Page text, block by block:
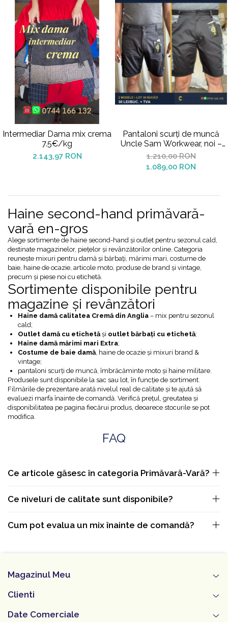
Intermediar Dama mix crema
7.5€/kg
2.143,97 RON
Pantaloni scurți de muncă
Uncle Sam Workwear, noi –
lot 30 bucăți
1.210,00 RON
1.089,00 RON
Haine second-hand primăvară-
vară en-gros
Alege sortimente de haine second-hand și outlet pentru sezonul cald,
destinate magazinelor, piețelor și revânzătorilor online. Categoria
reunește mixuri pentru damă și bărbați, mărimi mari, costume de
baie, haine de ocazie, articole moto, produse de brand și vintage,
precum și piese noi cu etichetă.
Sortimente disponibile pentru
magazine și revânzători
Haine damă calitatea Cremă din Anglia – mix pentru sezonul
cald;
Outlet damă cu etichetă și outlet bărbați cu etichetă;
Haine damă mărimi mari Extra;
Costume de baie damă, haine de ocazie și mixuri brand &
vintage;
pantaloni scurți de muncă, îmbrăcăminte moto și haine militare.
Produsele sunt disponibile la sac sau lot, în funcție de sortiment.
Filmările de prezentare arată nivelul real de calitate și te ajută să
evaluezi marfa înainte de comandă. Verifică prețul, greutatea și
disponibilitatea pe pagina fiecărui produs, deoarece stocurile se pot
modifica.
FAQ
Ce articole găsesc în categoria Primăvară-Vară?
Ce niveluri de calitate sunt disponibile?
Cum pot evalua un mix înainte de comandă?
Magazinul Meu
Clienti
Date Comerciale